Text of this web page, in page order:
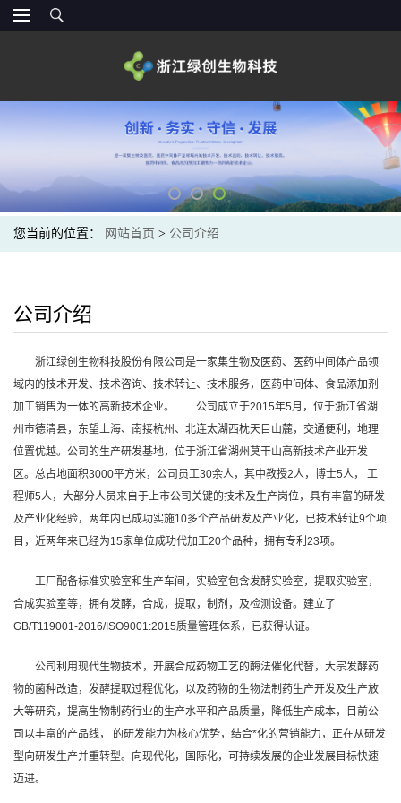
您当前的位置： 网站首页 > 公司介绍
公司介绍
浙江绿创生物科技股份有限公司是一家集生物及医药、医药中间体产品领
域内的技术开发、技术咨询、技术转让、技术服务，医药中间体、食品添加剂
加工销售为一体的高新技术企业。 公司成立于2015年5月，位于浙江省湖
州市德清县，东望上海、南接杭州、北连太湖西枕天目山麓，交通便利，地理
位置优越。公司的生产研发基地，位于浙江省湖州莫干山高新技术产业开发
区。总占地面积3000平方米，公司员工30余人，其中教授2人，博士5人， 工
程师5人，大部分人员来自于上市公司关键的技术及生产岗位，具有丰富的研发
及产业化经验，两年内已成功实施10多个产品研发及产业化，已技术转让9个项
目，近两年来已经为15家单位成功代加工20个品种，拥有专利23项。
工厂配备标准实验室和生产车间，实验室包含发酵实验室，提取实验室，
合成实验室等，拥有发酵，合成，提取，制剂，及检测设备。建立了
GB/T119001-2016/ISO9001:2015质量管理体系，已获得认证。
公司利用现代生物技术，开展合成药物工艺的酶法催化代替，大宗发酵药
物的菌种改造，发酵提取过程优化，以及药物的生物法制药生产开发及生产放
大等研究，提高生物制药行业的生产水平和产品质量，降低生产成本，目前公
司以丰富的产品线， 的研发能力为核心优势，结合*化的营销能力，正在从研发
型向研发生产并重转型。向现代化，国际化，可持续发展的企业发展目标快速
迈进。